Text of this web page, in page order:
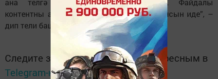
ана телгә мәхәббәт тәрбияләү тора. Файдалы
контентны ата-аналар, тәрбиячеләр куллансын иде”, –
дип тели баш мөхәррир Зилә Фәйзуллина.
Следите за самым важным и интересным в
Telegram-каналеТатмедиа